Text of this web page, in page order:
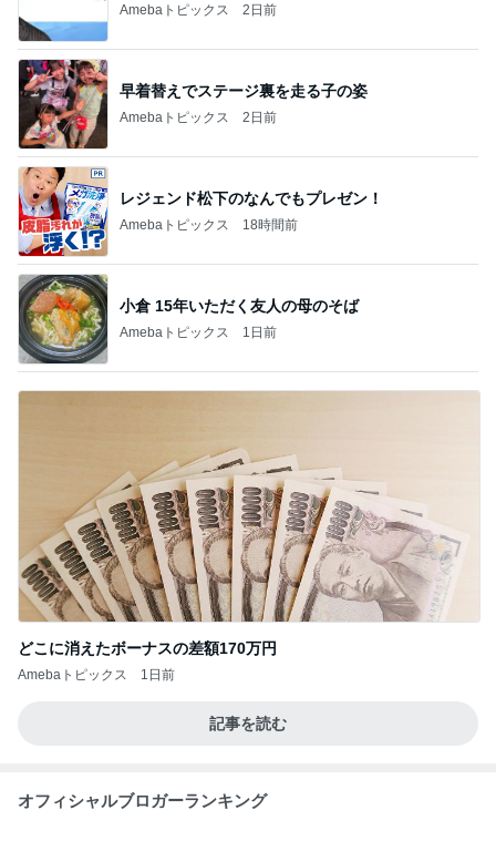
Amebaトピックス 2日前
早着替えでステージ裏を走る子の姿
Amebaトピックス 2日前
レジェンド松下のなんでもプレゼン！
Amebaトピックス 18時間前
小倉 15年いただく友人の母のそば
Amebaトピックス 1日前
どこに消えたボーナスの差額170万円
Amebaトピックス 1日前
記事を読む
オフィシャルブロガーランキング